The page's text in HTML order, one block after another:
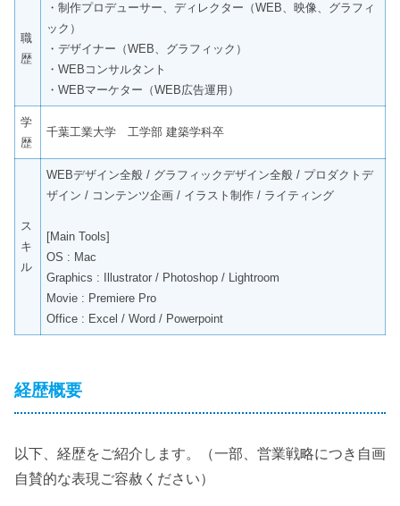
職
歴
・制作プロデューサー、ディレクター（WEB、映像、グラフィ
ック）
・デザイナー（WEB、グラフィック）
・WEBコンサルタント
・WEBマーケター（WEB広告運用）
学
歴
千葉工業大学 工学部 建築学科卒
ス
キ
ル
WEBデザイン全般 / グラフィックデザイン全般 / プロダクトデ
ザイン / コンテンツ企画 / イラスト制作 / ライティング
[Main Tools]
OS : Mac
Graphics : Illustrator / Photoshop / Lightroom
Movie : Premiere Pro
Office : Excel / Word / Powerpoint
経歴概要
以下、経歴をご紹介します。（一部、営業戦略につき自画
自賛的な表現ご容赦ください）